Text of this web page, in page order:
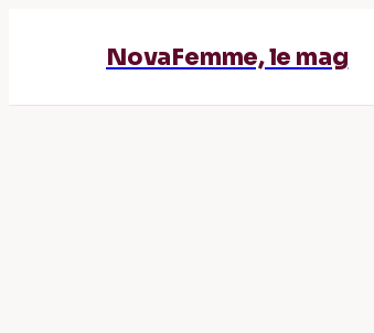
NovaFemme, le mag